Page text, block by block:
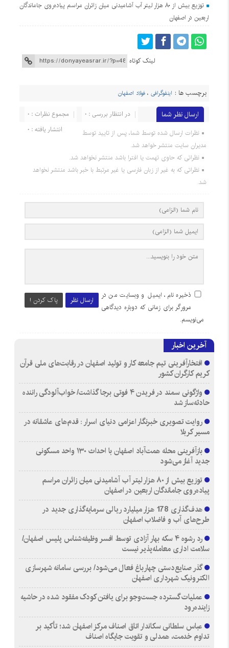
توزیع بیش از ۸۰ هزار لیتر آب آشامیدنی میان زائران مراسم پیاده‌روی جاماندگان
اربعین در اصفهان
لینک کوتاه
برچسب ها : اینفوگرافی ،فولاد اصفهان
ارسال نظر شما مجموع نظرات : 0
در انتظار بررسی : 0
انتشار یافته : 0
نظرات ارسال شده توسط شما، پس از تایید توسط
مدیران سایت منتشر خواهد شد.
نظراتی که حاوی تهمت یا افترا باشد منتشر نخواهد شد.
نظراتی که به غیر از زبان فارسی یا غیر مرتبط با خبر باشد منتشر نخواهد
شد.
ارسال نظر پاک کردن !
ذخیره نام، ایمیل و وبسایت من در
مرورگر برای زمانی که دوباره دیدگاهی
می‌نویسم.
آخرین اخبار
افتخارآفرینی تیم جامعه کار و تولید اصفهان در رقابت‌های ملی قرآن
کریم کارگران کشور
واژگونی سمند در فریدن ۴ فوتی برجا گذاشت/ خواب‌آلودگی راننده
حادثه‌ساز شد
روایت تصویری خبرنگار اعزامی دنیای اسرار : قدم‌های عاشقانه در
مسیر کربلا
بازآفرینی محله همت‌آباد اصفهان با احداث ۱۳۰ واحد مسکونی
جدید آغاز می‌شود
توزیع بیش از ۸۰ هزار لیتر آب آشامیدنی میان زائران مراسم
پیاده‌روی جاماندگان اربعین در اصفهان
هدف‌گذاری 178 هزار میلیارد ریالی سرمایه‌گذاری جدید در
طرح‌های آب و فاضلاب اصفهان
رد رشوه ۴ سکه بهار آزادی توسط افسر وظیفه‌شناس پلیس اصفهان/
سلامت اداری معامله‌پذیر نیست
گذر صنایع‌دستی چهارباغ فعال می‌شود/ بررسی سامانه شهرسازی
الکترونیک شهرداری اصفهان
عملیات گسترده جست‌وجو برای یافتن کودک مفقود شده در حاشیه
زاینده‌رود
عباس سلطانی سکاندار اتاق اصناف مرکز اصفهان شد؛ تأکید بر
تداوم خدمت، همدلی و تقویت جایگاه اصناف